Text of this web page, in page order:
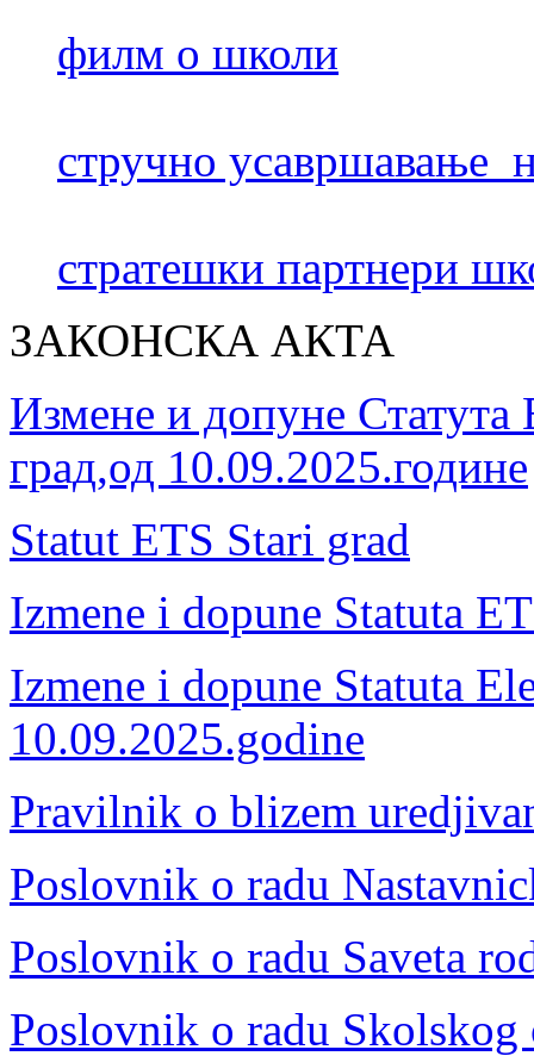
филм о школи
стручно усавршавање
стратешки партнери
ЗАКОНСКА АКТА
Измене и допуне Статута
град,од 10.09.2025.године
Statut ETS Stari grad
Izmene i dopune Statuta
Izmene i dopune Statuta
10.09.2025.godine
Pravilnik o blizem
Poslovnik o radu
Poslovnik o radu Saveta
Poslovnik o radu Skolskog